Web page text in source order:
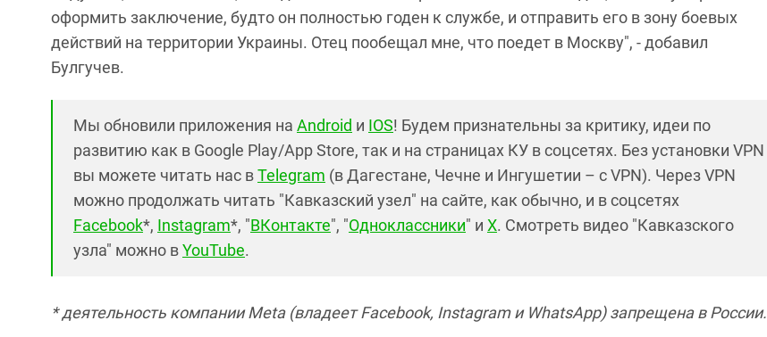
оформить заключение, будто он полностью годен к службе, и отправить его в зону боевых
действий на территории Украины. ‎Отец пообещал мне, что поедет в Москву", - добавил
Булгучев.
Мы обновили приложения на Android и IOS! Будем признательны за критику, идеи по
развитию как в Google Play/App Store, так и на страницах КУ в соцсетях. Без установки VPN
вы можете читать нас вTelegram (в Дагестане, Чечне и Ингушетии – с VPN). Через VPN
можно продолжать читать "Кавказский узел" на сайте, как обычно, и в соцсетях
Facebook*, Instagram*, "ВКонтакте", "Одноклассники" и X. Смотреть видео "Кавказского
узла" можно вYouTube.
* деятельность компании Meta (владеет Facebook, Instagram и WhatsApp) запрещена в России.